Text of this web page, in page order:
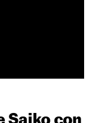
Saiko con